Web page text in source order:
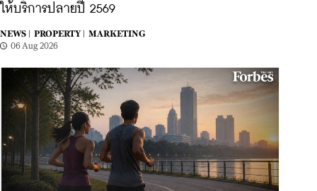
ให้บริการปลายปี 2569
NEWS | PROPERTY |
MARKETING
06 Aug 2026